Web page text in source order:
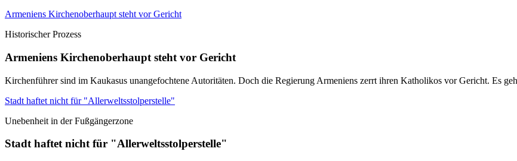
Armeniens Kirchenoberhaupt steht vor Gericht
Historischer Prozess
Armeniens Kirchenoberhaupt steht vor Gericht
Kirchenführer sind im Kaukasus unangefochtene Autoritäten. Doch die Regierung Armeniens zerrt ihren Katholikos vor Gericht. Es
Stadt haftet nicht für "Allerweltsstolperstelle"
Unebenheit in der Fußgängerzone
Stadt haftet nicht für "Allerweltsstolperstelle"